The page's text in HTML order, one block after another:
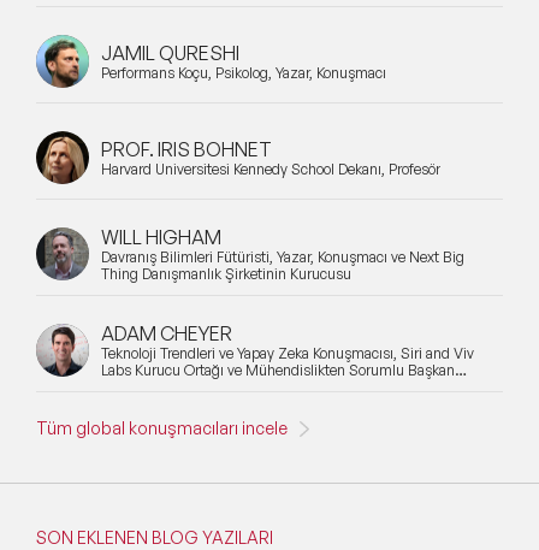
JAMIL QURESHI
Performans Koçu, Psikolog, Yazar, Konuşmacı
PROF. IRIS BOHNET
Harvard Üniversitesi Kennedy School Dekanı, Profesör
WILL HIGHAM
Davranış Bilimleri Fütüristi, Yazar, Konuşmacı ve Next Big
Thing Danışmanlık Şirketinin Kurucusu
ADAM CHEYER
Teknoloji Trendleri ve Yapay Zeka Konuşmacısı, Siri and Viv
Labs Kurucu Ortağı ve Mühendislikten Sorumlu Başkan
Tüm global konuşmacıları incele
SON EKLENEN BLOG YAZILARI